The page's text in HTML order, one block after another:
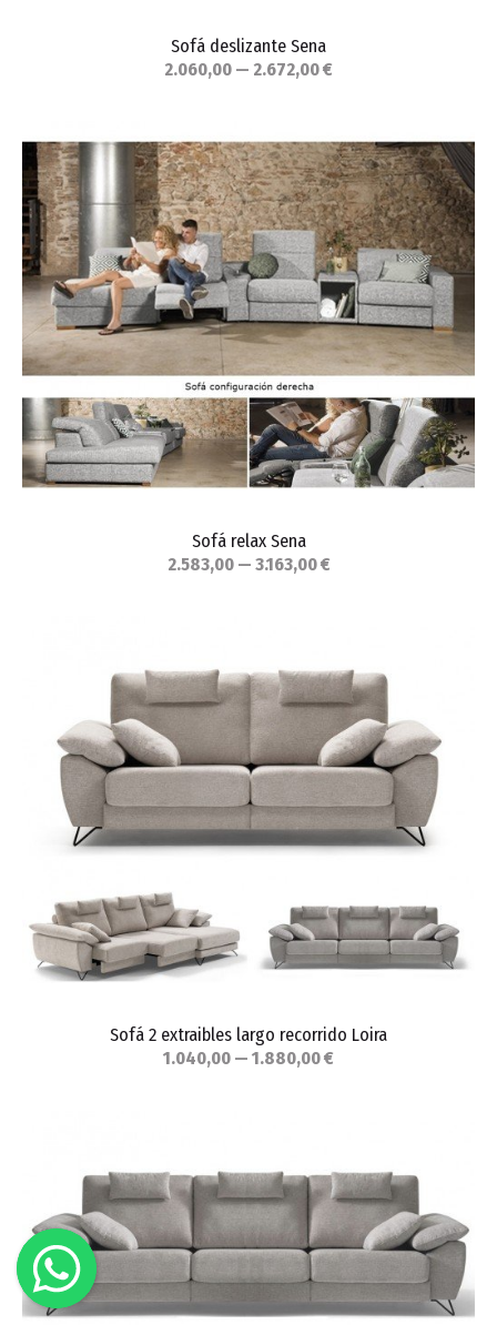
Sofá deslizante Sena
2.060,00 — 2.672,00 €
Sofá relax Sena
2.583,00 — 3.163,00 €
Sofá 2 extraibles largo recorrido Loira
1.040,00 — 1.880,00 €